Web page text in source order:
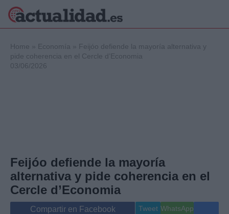
Internacional
Viajes
Gente
Musica
Home » Economía » Feijóo defiende la mayoría alternativa y
pide coherencia en el Cercle d’Economia
03/06/2026
Feijóo defiende la mayoría
alternativa y pide coherencia en el
Cercle d’Economia
Compartir en Facebook Tweet WhatsApp